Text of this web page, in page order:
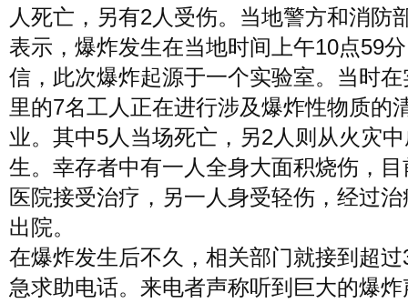
短片 时事 潮流 艺术
人死亡，另有2人受伤。当地警方和消防
表示，爆炸发生在当地时间上午10点59
信，此次爆炸起源于一个实验室。当时
里的7名工人正在进行涉及爆炸性物质的
业。其中5人当场死亡，另2人则从火灾
生。幸存者中有一人全身大面积烧伤，
医院接受治疗，另一人身受轻伤，经过
出院。
在爆炸发生后不久，相关部门就接到超过
急求助电话。来电者声称听到巨大的爆